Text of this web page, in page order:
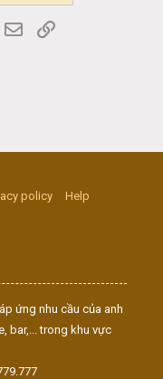
WhatsApp
Email
policy
Help
ứng nhu cầu của anh
bar,... trong khu vực